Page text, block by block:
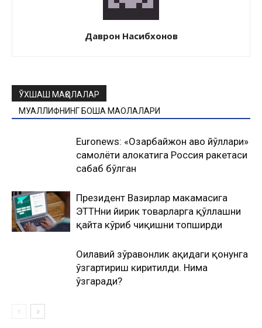
Даврон Насибхонов
ЎХШАШ МАҚОЛАЛАР
МУАЛЛИФНИНГ БОШҚА МАҚОЛАЛАРИ
Euronews: «Озарбайжон ҳаво йўллари»
самолёти ҳалокатига Россия ракетаcи
сабаб бўлган
Президент Вазирлар маҳкамасига
ЭТТНни йирик товарларга қўллашни
қайта кўриб чиқишни топширди
Оилавий зўравонлик ҳақидаги қонунга
ўзгартириш киритилди. Нима
ўзгаради?